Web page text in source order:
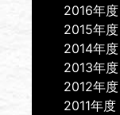
2016年度
2015年度
2014年度
2013年度
2012年度
2011年度